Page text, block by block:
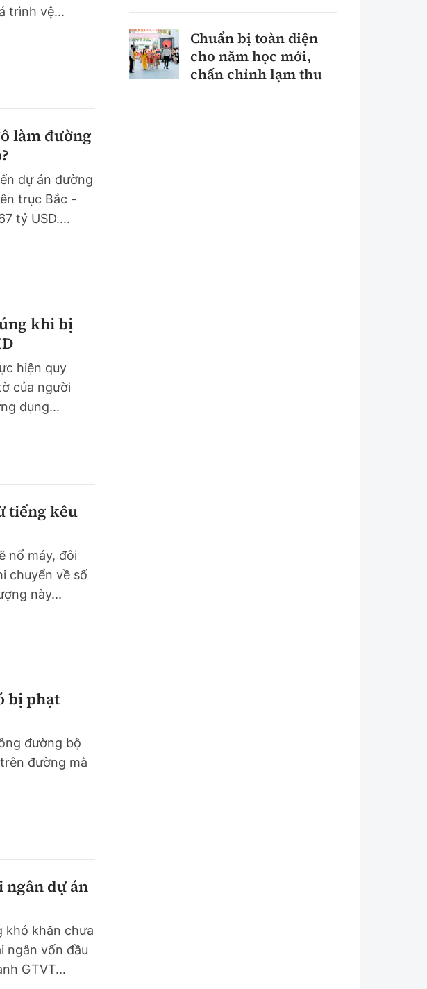
trình vệ...
làm đường
dự án đường
trục Bắc -
tỷ USD....
khi bị
hiện quy
của người
dụng...
tiếng kêu
nổ máy, đôi
chuyển về số
này...
bị phạt
đường bộ
đường mà
ngân dự án
khó khăn chưa
ngân vốn đầu
GTVT...
Chuẩn bị toàn diện
cho năm học mới,
chấn chỉnh lạm thu